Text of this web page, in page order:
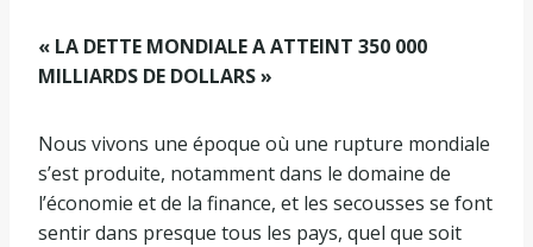
« LA DETTE MONDIALE A ATTEINT 350 000
MILLIARDS DE DOLLARS »
Nous vivons une époque où une rupture mondiale
s’est produite, notamment dans le domaine de
l’économie et de la finance, et les secousses se font
sentir dans presque tous les pays, quel que soit